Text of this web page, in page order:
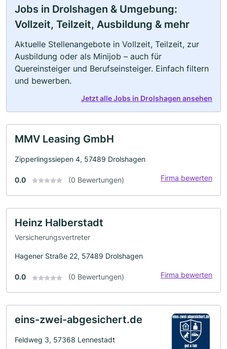
Jobs in Drolshagen & Umgebung:
Vollzeit, Teilzeit, Ausbildung & mehr
Aktuelle Stellenangebote in Vollzeit, Teilzeit, zur
Ausbildung oder als Minijob – auch für
Quereinsteiger und Berufseinsteiger. Einfach filtern
und bewerben.
Jetzt alle Jobs in Drolshagen ansehen
MMV Leasing GmbH
Zipperlingssiepen 4, 57489 Drolshagen
0.0 (0 Bewertungen) Firma bewerten
Heinz Halberstadt
Versicherungsvertreter
Hagener Straße 22, 57489 Drolshagen
0.0 (0 Bewertungen) Firma bewerten
eins-zwei-abgesichert.de
Feldweg 3, 57368 Lennestadt